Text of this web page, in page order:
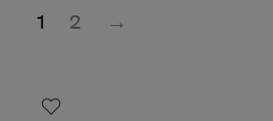
1 2 →